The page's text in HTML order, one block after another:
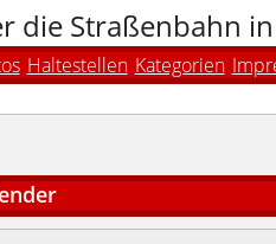
die Straßenbahn
Haltestellen Kategorien